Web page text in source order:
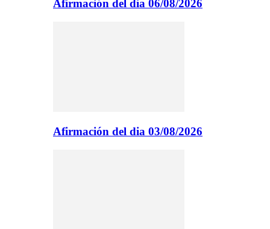
Afirmación del dia 06/08/2026
Afirmación del dia 03/08/2026